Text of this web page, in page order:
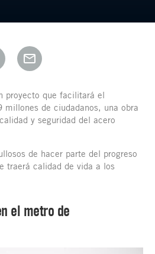
proyecto que facilitará el
de ciudadanos, una obra
y seguridad del acero
de hacer parte del progreso
traerá calidad de vida a los
el metro de